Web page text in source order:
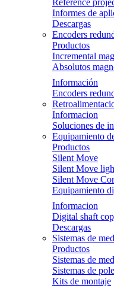
Reference
Informes de
Descargas
Encoders
Productos
Incremental
Absolutos
Información
Encoders
Informacion
Soluciones de
Equipamiento
Productos
Silent Move
Silent Move
Silent Move
Equipamiento
Informacion
Digital shaft
Descargas
Sistemas de
Productos
Sistemas de
Sistemas de
Kits de montaje